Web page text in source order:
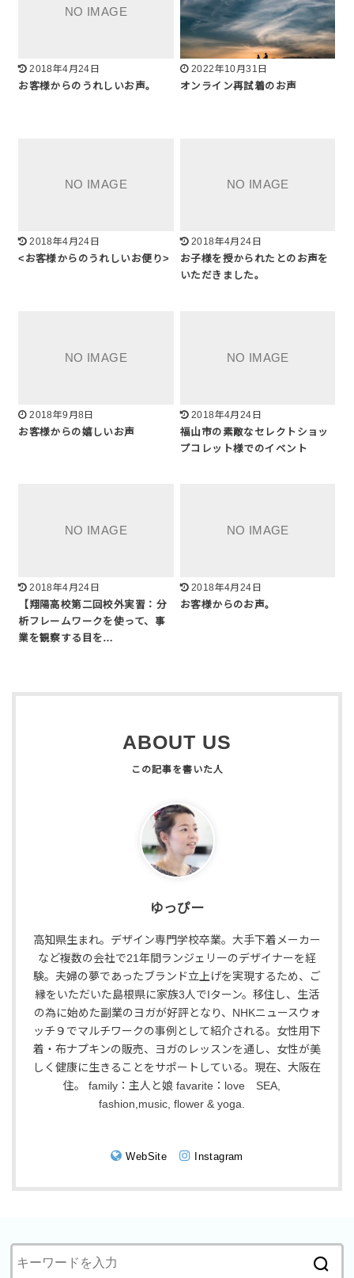
2018年4月24日
お客様からのうれしいお声。
2022年10月31日
オンライン再試着のお声
2018年4月24日
<お客様からのうれしいお便り>
2018年4月24日
お子様を授かられたとのお声を
いただきました。
2018年9月8日
お客様からの嬉しいお声
2018年4月24日
福山市の素敵なセレクトショッ
プコレット様でのイベント
2018年4月24日
【翔陽高校第二回校外実習：分
析フレームワークを使って、事
業を観察する目を…
2018年4月24日
お客様からのお声。
ABOUT US
ゆっぴー
高知県生まれ。デザイン専門学校卒業。大手下着メーカー
など複数の会社で21年間ランジェリーのデザイナーを経
験。夫婦の夢であったブランド立上げを実現するため、ご
縁をいただいた島根県に家族3人でIターン。移住し、生活
の為に始めた副業のヨガが好評となり、NHKニュースウォ
ッチ９でマルチワークの事例として紹介される。女性用下
着・布ナプキンの販売、ヨガのレッスンを通し、女性が美
しく健康に生きることをサポートしている。現在、大阪在
住。 family：主人と娘 favarite：love SEA,
fashion,music, flower & yoga.
WebSite Instagram